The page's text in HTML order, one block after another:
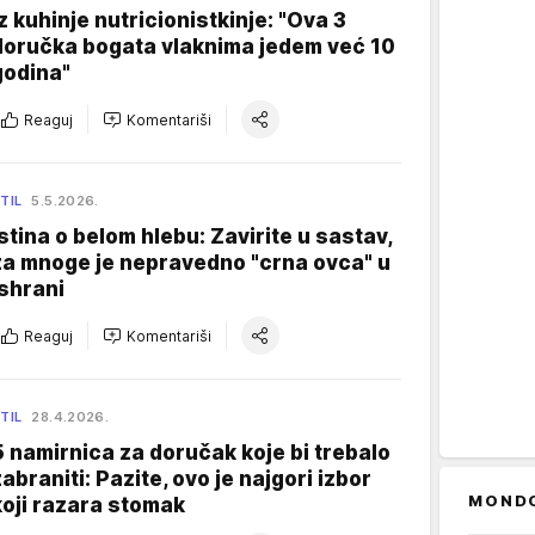
kuhinje nutricionistkinje: "Ova 3
bogata vlaknima jedem već 10
Reaguj Komentariši
5.5.2026.
o belom hlebu: Zavirite u sastav,
mnoge je nepravedno "crna ovca" u
Reaguj Komentariši
28.4.2026.
namirnica za doručak koje bi trebalo
Pazite, ovo je najgori izbor
razara stomak